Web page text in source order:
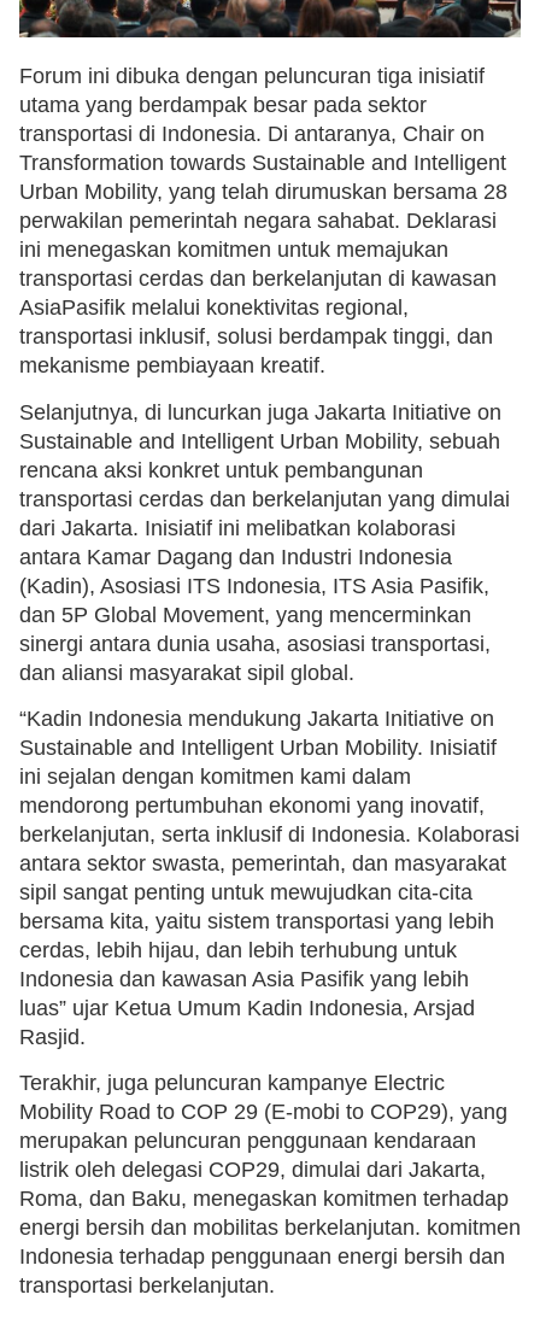
Forum ini dibuka dengan peluncuran tiga inisiatif
utama yang berdampak besar pada sektor
transportasi di Indonesia. Di antaranya, Chair on
Transformation towards Sustainable and Intelligent
Urban Mobility, yang telah dirumuskan bersama 28
perwakilan pemerintah negara sahabat. Deklarasi
ini menegaskan komitmen untuk memajukan
transportasi cerdas dan berkelanjutan di kawasan
AsiaPasifik melalui konektivitas regional,
transportasi inklusif, solusi berdampak tinggi, dan
mekanisme pembiayaan kreatif.
Selanjutnya, di luncurkan juga Jakarta Initiative on
Sustainable and Intelligent Urban Mobility, sebuah
rencana aksi konkret untuk pembangunan
transportasi cerdas dan berkelanjutan yang dimulai
dari Jakarta. Inisiatif ini melibatkan kolaborasi
antara Kamar Dagang dan Industri Indonesia
(Kadin), Asosiasi ITS Indonesia, ITS Asia Pasifik,
dan 5P Global Movement, yang mencerminkan
sinergi antara dunia usaha, asosiasi transportasi,
dan aliansi masyarakat sipil global.
“Kadin Indonesia mendukung Jakarta Initiative on
Sustainable and Intelligent Urban Mobility. Inisiatif
ini sejalan dengan komitmen kami dalam
mendorong pertumbuhan ekonomi yang inovatif,
berkelanjutan, serta inklusif di Indonesia. Kolaborasi
antara sektor swasta, pemerintah, dan masyarakat
sipil sangat penting untuk mewujudkan cita-cita
bersama kita, yaitu sistem transportasi yang lebih
cerdas, lebih hijau, dan lebih terhubung untuk
Indonesia dan kawasan Asia Pasifik yang lebih
luas” ujar Ketua Umum Kadin Indonesia, Arsjad
Rasjid.
Terakhir, juga peluncuran kampanye Electric
Mobility Road to COP 29 (E-mobi to COP29), yang
merupakan peluncuran penggunaan kendaraan
listrik oleh delegasi COP29, dimulai dari Jakarta,
Roma, dan Baku, menegaskan komitmen terhadap
energi bersih dan mobilitas berkelanjutan. komitmen
Indonesia terhadap penggunaan energi bersih dan
transportasi berkelanjutan.